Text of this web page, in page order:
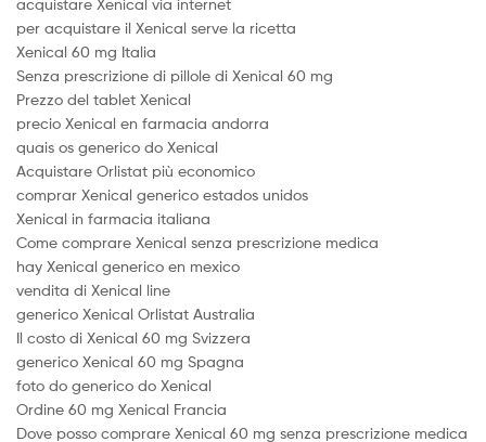
per acquistare il Xenical serve la ricetta
Xenical 60 mg Italia
Senza prescrizione di pillole di Xenical 60 mg
Prezzo del tablet Xenical
precio Xenical en farmacia andorra
quais os generico do Xenical
Acquistare Orlistat più economico
comprar Xenical generico estados unidos
Xenical in farmacia italiana
Come comprare Xenical senza prescrizione medica
hay Xenical generico en mexico
vendita di Xenical line
generico Xenical Orlistat Australia
Il costo di Xenical 60 mg Svizzera
generico Xenical 60 mg Spagna
foto do generico do Xenical
Ordine 60 mg Xenical Francia
Dove posso comprare Xenical 60 mg senza prescrizione medica